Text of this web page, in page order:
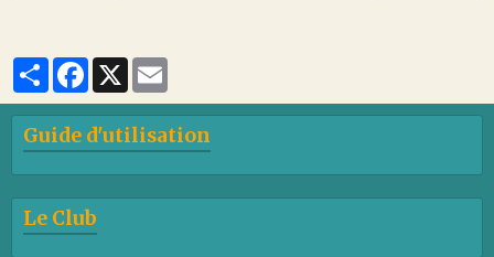
PartagerFacebook
X
Guide d'utilisation
Le Club